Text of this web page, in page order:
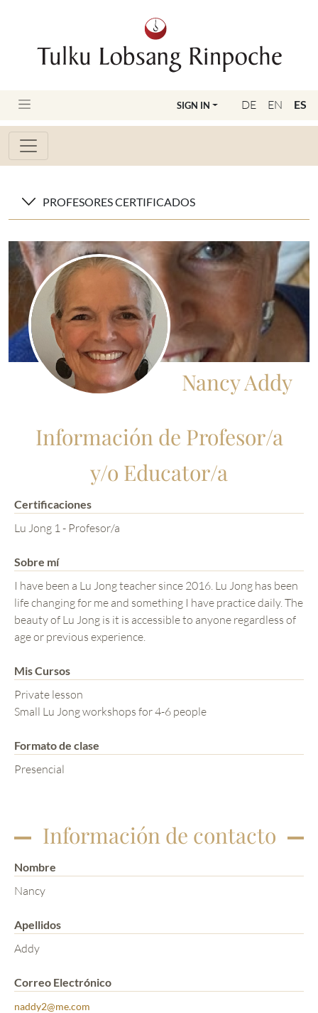
DE EN ES
SIGN IN
PROFESORES CERTIFICADOS
Nancy Addy
Información de Profesor/a
y/o Educator/a
Certificaciones
Lu Jong 1 - Profesor/a
Sobre mí
I have been a Lu Jong teacher since 2016. Lu Jong has been
life changing for me and something I have practice daily. The
beauty of Lu Jong is it is accessible to anyone regardless of
age or previous experience.
Mis Cursos
Private lesson
Small Lu Jong workshops for 4-6 people
Formato de clase
Presencial
Información de contacto
Nombre
Nancy
Apellidos
Addy
Correo Electrónico
naddy2@me.com